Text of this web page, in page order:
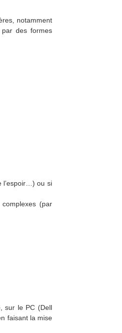
notamment
des formes
l’espoir…) ou si
(par
sur le PC (Dell
faisant la mise